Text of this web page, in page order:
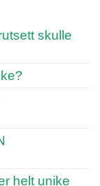
skulle
helt unike